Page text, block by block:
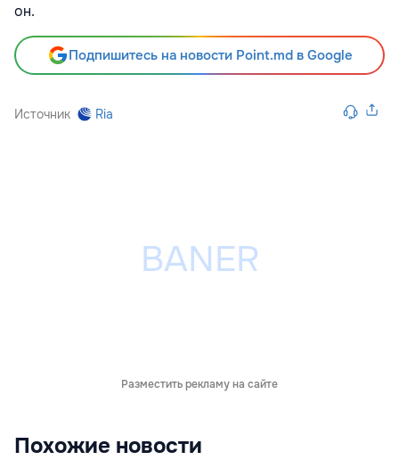
он.
Подпишитесь на новости Point.md в Google
Источник Ria
Разместить рекламу на сайте
Похожие новости